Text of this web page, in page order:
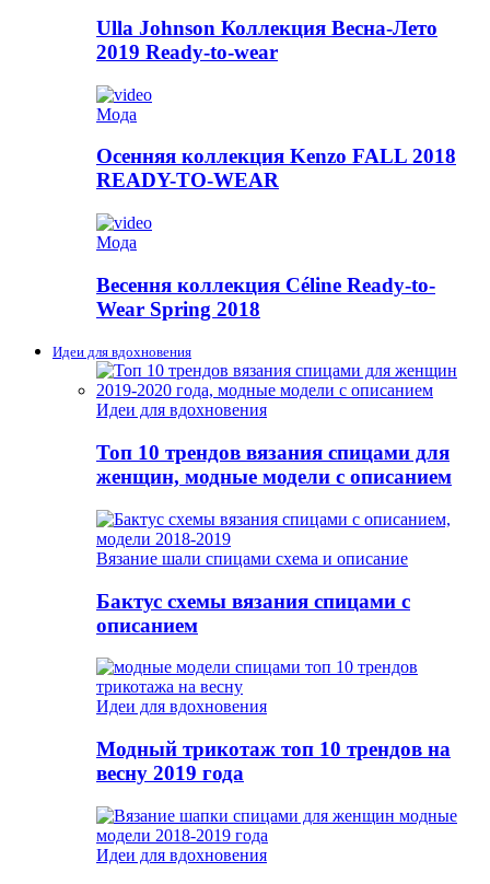
Ulla Johnson Коллекция Весна-Лето
2019 Ready-to-wear
Мода
Осенняя коллекция Kenzo FALL 2018
READY-TO-WEAR
Мода
Весення коллекция Céline Ready-to-
Wear Spring 2018
Идеи для вдохновения
Идеи для вдохновения
Топ 10 трендов вязания спицами для
женщин, модные модели с описанием
Вязание шали спицами схема и описание
Бактус схемы вязания спицами с
описанием
Идеи для вдохновения
Модный трикотаж топ 10 трендов на
весну 2019 года
Идеи для вдохновения